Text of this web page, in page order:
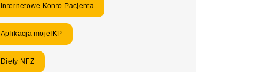
Internetowe Konto Pacjenta
Aplikacja mojeIKP
Diety NFZ